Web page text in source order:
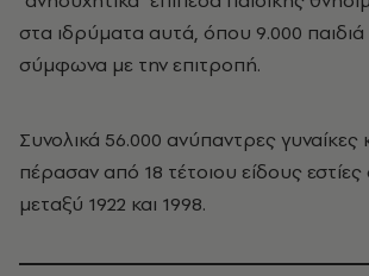
στα ιδρύματα αυτά, όπου 9.000
σύμφωνα με την επιτροπή.
Συνολικά 56.000 ανύπαντρες γυναίκες
πέρασαν από 18 τέτοιου είδους εστίες
μεταξύ 1922 και 1998.